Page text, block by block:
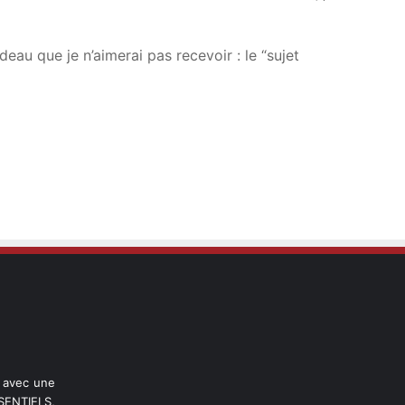
que je n’aimerai pas recevoir : le “sujet
une